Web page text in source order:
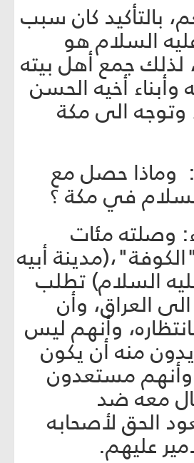
كان سبب
السلام هو
لذلك جمع أهل بيته
وأبناء أخيه الحسن
وتوجه الى مكة
وماذا حصل مع
في مكة ؟
وصلته مئات
أبيه
السلام) تطلب
العراق، وأن
وأنهم ليس
منه أن يكون
وأنهم مستعدون
معه ضد
الحق لأصحابه
عليهم.